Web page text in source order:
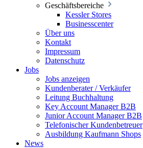
Geschäftsbereiche
Kessler Stores
Businesscenter
Über uns
Kontakt
Impressum
Datenschutz
Jobs
Jobs anzeigen
Kundenberater / Verkäufer
Leitung Buchhaltung
Key Account Manager B2B
Junior Account Manager B2B
Telefonischer Kundenbetreuer
Ausbildung Kaufmann Shops
News